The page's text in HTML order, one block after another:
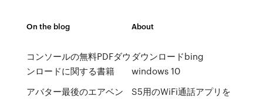
On the blog
コンソールの無料PDFダウ
ンロードに関する書籍
アバター最後のエアベン
About
ダウンロードbing
windows 10
S5用のWiFi通話アプリを